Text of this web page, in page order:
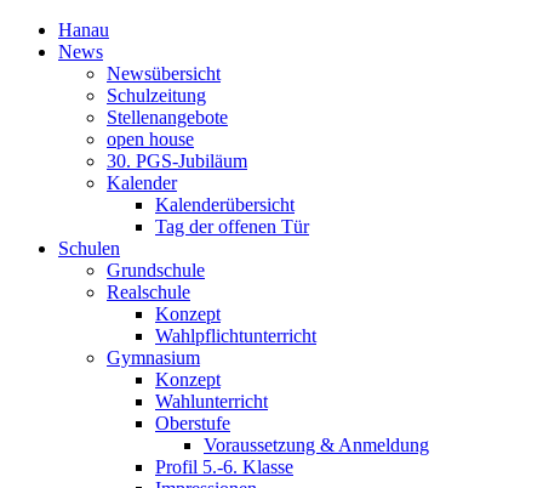
Hanau
News
Newsübersicht
Schulzeitung
Stellenangebote
open house
30. PGS-Jubiläum
Kalender
Kalenderübersicht
Tag der offenen Tür
Schulen
Grundschule
Realschule
Konzept
Wahlpflichtunterricht
Gymnasium
Konzept
Wahlunterricht
Oberstufe
Voraussetzung & Anmeldung
Profil 5.-6. Klasse